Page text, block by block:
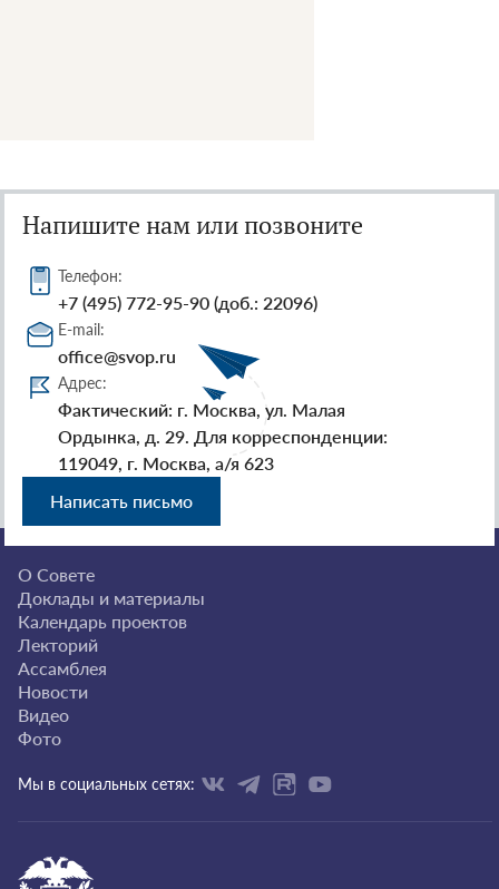
Напишите нам или позвоните
Телефон:
+7 (495) 772-95-90 (доб.: 22096)
E-mail:
office@svop.ru
Адрес:
Фактический: г. Москва, ул. Малая
Ордынка, д. 29. Для корреспонденции:
119049, г. Москва, а/я 623
Написать письмо
О Совете
Доклады и материалы
Календарь проектов
Лекторий
Ассамблея
Новости
Видео
Фото
Мы в социальных сетях: